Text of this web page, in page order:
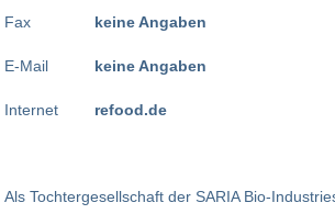
Fax
E-Mail
Internet
keine Angaben
keine Angaben
refood.de
Als Tochtergesellschaft der SARIA Bio-